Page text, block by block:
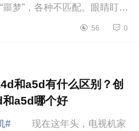
噩梦”，各种不匹配。眼睛盯着
议电视一来哇哦，下...
56 0
和a5d有什么区别？创
a5d哪个好
#
现在这年头，电视机家